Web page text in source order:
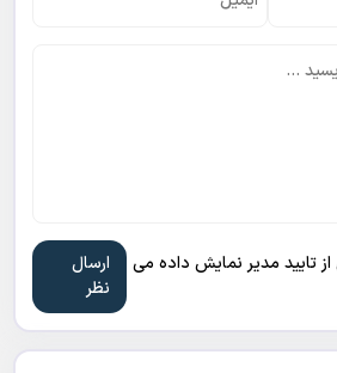
تایید مدیر نمایش داده می